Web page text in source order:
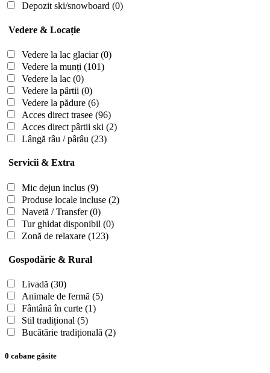
Depozit ski/snowboard (0)
Vedere & Locație
Vedere la lac glaciar(0)
Vedere la munți (101)
Vedere la lac (0)
Vedere la pârtii (0)
Vedere la pădure (6)
Acces direct trasee (96)
Acces direct pârtii ski (2)
Lângă râu / pârâu (23)
Servicii & Extra
Mic dejun inclus (9)
Produse locale incluse (2)
Navetă / Transfer(0)
Tur ghidat disponibil (0)
Zonă de relaxare (123)
Gospodărie & Rural
Livadă (30)
Animale de fermă (5)
Fântână în curte (1)
Stil tradițional (5)
Bucătărie tradițională (2)
0 cabane găsite